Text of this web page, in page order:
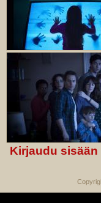
Kirjaudu sisään